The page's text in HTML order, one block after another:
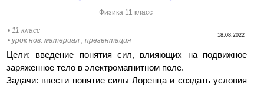
Физика 11 класс
• 11 класс
• урок нов. материал , презентация
18.08.2022
Цели: введение понятия сил, влияющих на подвижное
заряженное тело в электромагнитном поле.
Задачи: ввести понятие силы Лоренца и создать условия